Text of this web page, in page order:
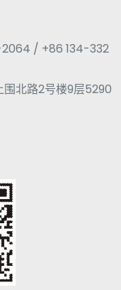
/ +86 134-332
围北路2号楼9层5290